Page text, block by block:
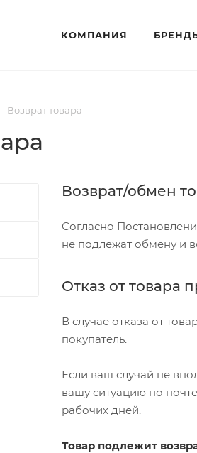
КОМПАНИЯ
Возврат товара
Возврат/обмен
Согласно
не подлежат обмену и
Отказ от товара
В случае отказа от
покупатель.
Если ваш случай не
вашу ситуацию по почте
рабочих дней.
Товар подлежит